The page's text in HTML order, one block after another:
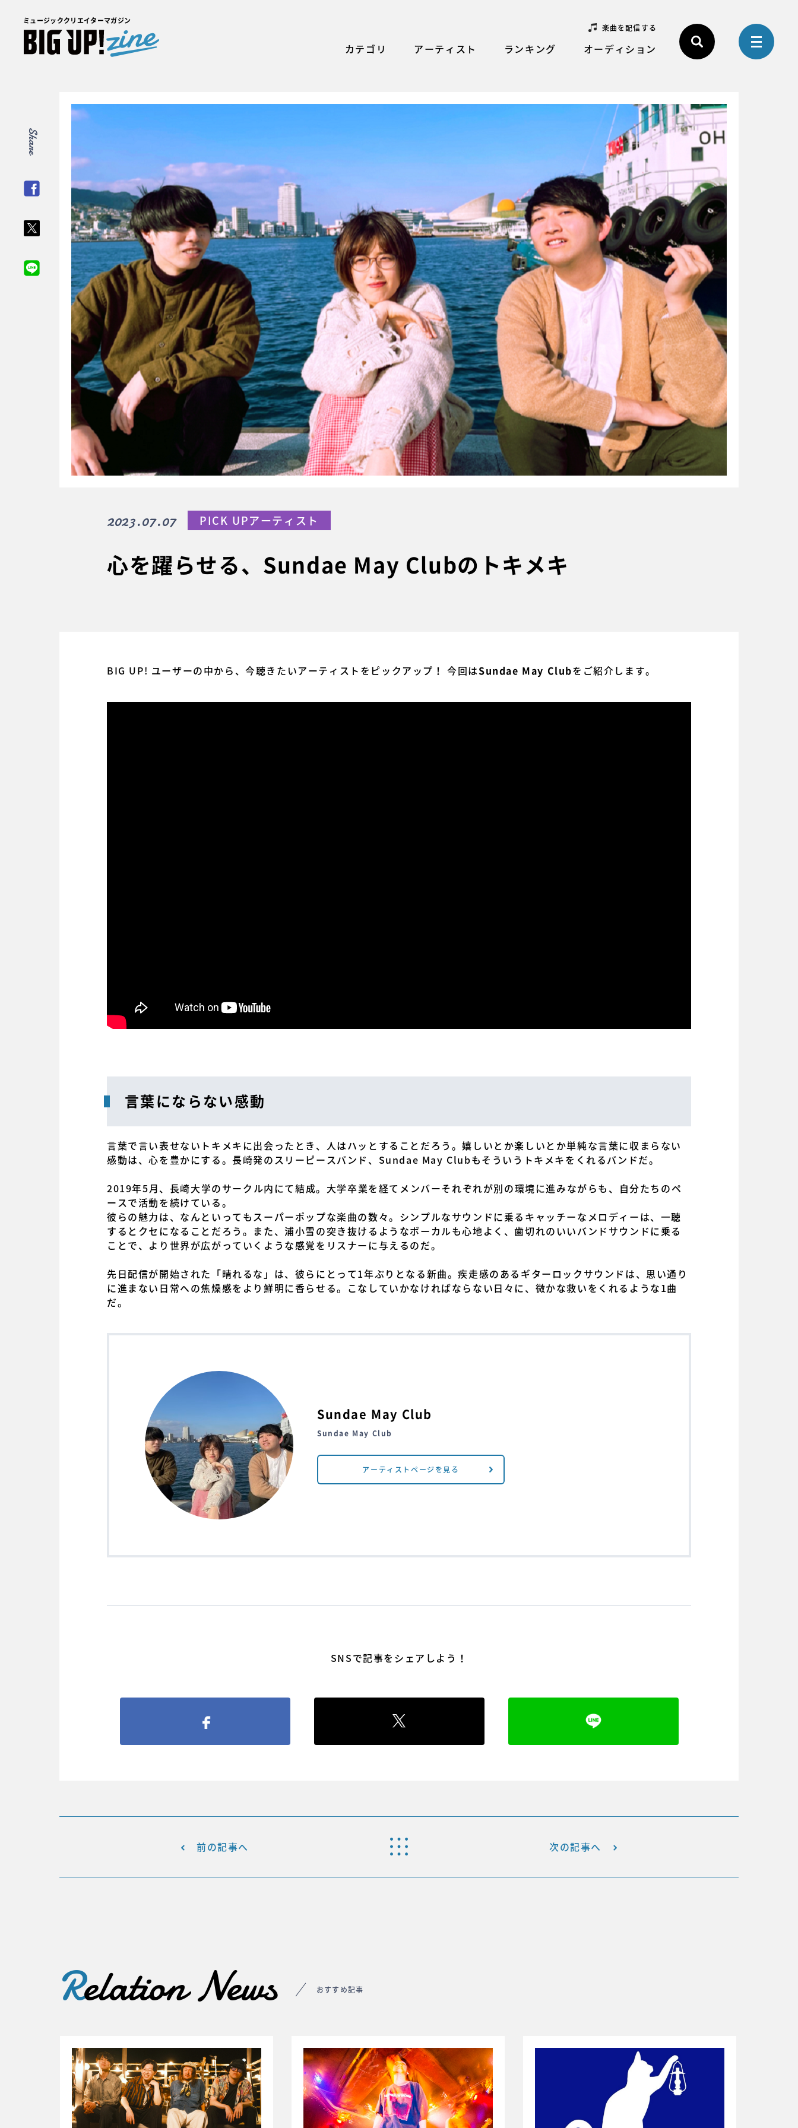
ミュージッククリエイターマガジン
楽曲を配信する
カテゴリ アーティスト ランキング オーディション
Share
心を躍らせる、Sundae May Clubのトキメキ
2023.07.07 PICK UPアーティスト
BIG UP! ユーザーの中から、今聴きたいアーティストをピックアップ！ 今回は Sundae May Clubをご紹介します。
言葉にならない感動
言葉で言い表せないトキメキに出会ったとき、人はハッとすることだろう。嬉しいとか楽しいとか単純な言葉に収まらない
感動は、心を豊かにする。長崎発のスリーピースバンド、Sundae May Clubもそういうトキメキをくれるバンドだ。
2019年5月、長崎大学のサークル内にて結成。大学卒業を経てメンバーそれぞれが別の環境に進みながらも、自分たちのペ
ースで活動を続けている。
彼らの魅力は、なんといってもスーパーポップな楽曲の数々。シンプルなサウンドに乗るキャッチーなメロディーは、一聴
するとクセになることだろう。また、浦小雪の突き抜けるようなボーカルも心地よく、歯切れのいいバンドサウンドに乗る
ことで、より世界が広がっていくような感覚をリスナーに与えるのだ。
先日配信が開始された「晴れるな」は、彼らにとって1年ぶりとなる新曲。疾走感のあるギターロックサウンドは、思い通り
に進まない日常への焦燥感をより鮮明に香らせる。こなしていかなければならない日々に、微かな救いをくれるような1曲
だ。
Sundae May Club
Sundae May Club
アーティストページを見る
SNSで記事をシェアしよう！
前の記事へ 次の記事へ
Relation News おすすめ記事